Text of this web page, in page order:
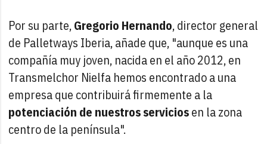
Por su parte,Gregorio Hernando, director general
de Palletways Iberia, añade que, "aunque es una
compañía muy joven, nacida en el año 2012, en
Transmelchor Nielfa hemos encontrado a una
empresa que contribuirá firmemente a la
potenciación de nuestros serviciosen la zona
centro de la península".